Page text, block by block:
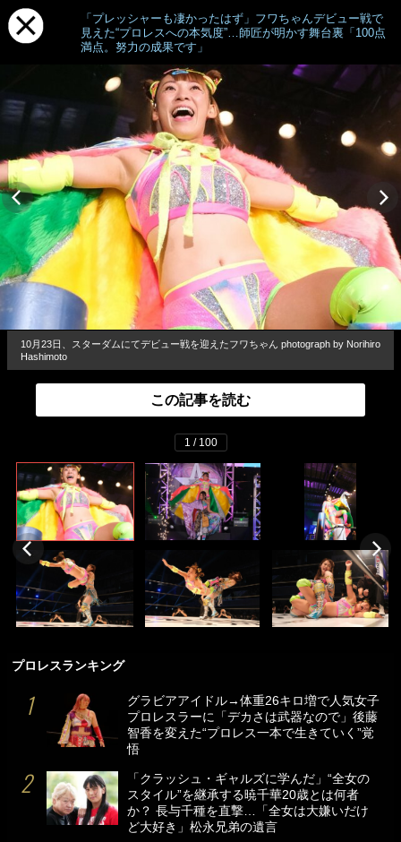
「プレッシャーも凄かったはず」フワちゃんデビュー戦で
見えた“プロレスへの本気度”…師匠が明かす舞台裏「100点
満点。努力の成果です」
10月23日、スターダムにてデビュー戦を迎えたフワちゃん photograph by Norihiro
Hashimoto
この記事を読む
1 / 100
プロレスランキング
グラビアアイドル→体重26キロ増で人気女子
プロレスラーに「デカさは武器なので」後藤
智香を変えた“プロレス一本で生きていく”覚
悟
「クラッシュ・ギャルズに学んだ」“全女の
スタイル”を継承する暁千華20歳とは何者
か？ 長与千種を直撃…「全女は大嫌いだけ
ど大好き」松永兄弟の遺言